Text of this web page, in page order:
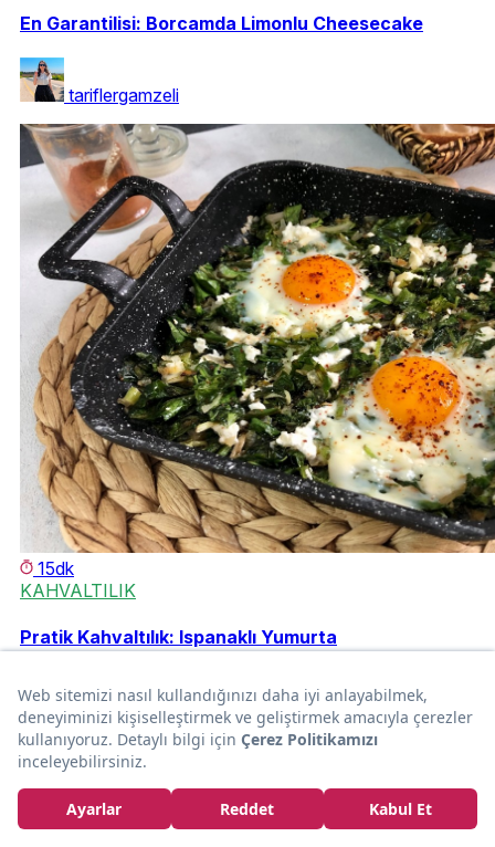
En Garantilisi: Borcamda Limonlu Cheesecake
tariflergamzeli
15dk
KAHVALTILIK
Pratik Kahvaltılık: Ispanaklı Yumurta
Ayşegül Karaman